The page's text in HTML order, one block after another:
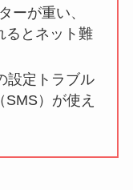
ーが重い、
るとネット難
設定トラブル
）が使え